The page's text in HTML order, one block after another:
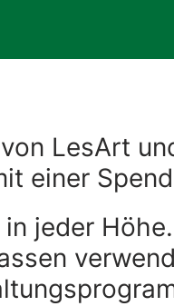
LesArt
einer
jeder